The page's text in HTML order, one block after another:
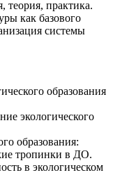
теория, практика.
как базового
системы
образования
экологического
образования:
тропинки в ДО.
в экологическом